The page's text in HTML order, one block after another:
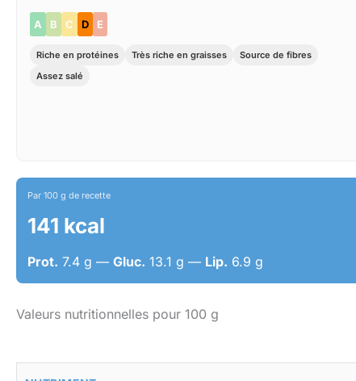
A B C D E
Riche en protéines Très riche en graisses
Source de fibres
Assez salé
Par 100 g de recette
141 kcal
Prot. 7.4 g — Gluc. 13.1 g — Lip. 6.9 g
Valeurs nutritionnelles pour 100 g